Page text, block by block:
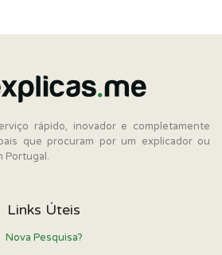
rápido, inovador e completamente
que procuram por um explicador ou
Portugal.
Links Úteis
Nova Pesquisa?